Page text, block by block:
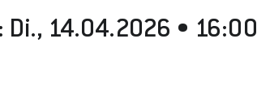
14.04.2026 • 16:00